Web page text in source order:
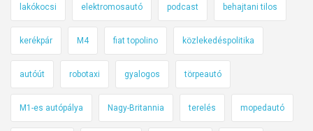
lakókocsi elektromosautó podcast behajtani tilos
kerékpár M4 fiat topolino közlekedéspolitika
autóút robotaxi gyalogos törpeautó
M1-es autópálya Nagy-Britannia terelés mopedautó